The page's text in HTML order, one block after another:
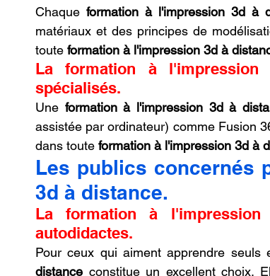
Chaque formation à l'impression 3d à
matériaux et des principes de
toute formation à l'impression 3d à
La formation à
spécialisés.
Une formation à l'impression 3d à
assistée par ordinateur) comme Fusion
dans toute formation à l'impression 3d à
Les publics concernés
3d à distance.
La formation à
autodidactes.
Pour ceux qui aiment apprendre
distance constitue un excellent choix.